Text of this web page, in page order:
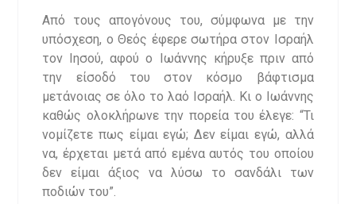
Από τους απογόνους του, σύμφωνα με την
υπόσχεση, ο Θεός έφερε σωτήρα στον Ισραήλ
τον Ιησού, αφού ο Ιωάννης κήρυξε πριν από
την είσοδό του στον κόσμο βάφτισμα
μετάνοιας σε όλο το λαό Ισραήλ. Κι ο Ιωάννης
καθώς ολοκλήρωνε την πορεία του έλεγε: “Τι
νομίζετε πως είμαι εγώ; Δεν είμαι εγώ, αλλά
να, έρχεται μετά από εμένα αυτός του οποίου
δεν είμαι άξιος να λύσω το σανδάλι των
ποδιών του”.